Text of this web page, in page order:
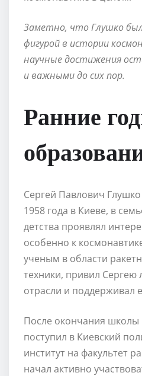
Заметно, что Глушко
фигурой в истории
научные достижения
и важными до сих пор.
Ранние
Сергей Павлович
1958 года в Киеве, в
детства проявлял
особенно к
ученым в области
техники, привил Сергею
отрасли и поддерживал
После окончания школы
поступил в Киевский
институт на факультет
начал активно